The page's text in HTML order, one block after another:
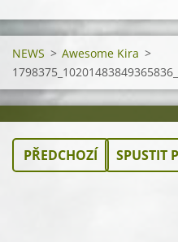
NEWS > Awesome Kira >
PŘEDCHOZÍ SPUSTIT